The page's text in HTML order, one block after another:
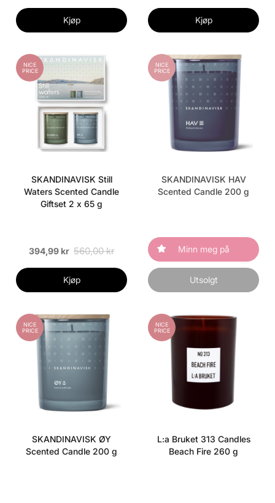
Kjøp Kjøp
NICE
PRICE
SKANDINAVISK Still
Waters Scented Candle
Giftset 2 x 65 g
394,99 kr 560,00 kr
Kjøp
NICE
PRICE
SKANDINAVISK HAV
Scented Candle 200 g
Minn meg på
Utsolgt
NICE
PRICE
SKANDINAVISK ØY
Scented Candle 200 g
NICE
PRICE
L:a Bruket 313 Candles
Beach Fire 260 g